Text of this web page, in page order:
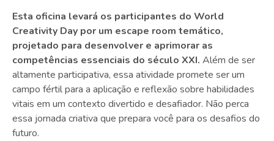
Esta oficina levará os participantes do World
Creativity Day por um escape room temático,
projetado para desenvolver e aprimorar as
competências essenciais do século XXI. Além de ser
altamente participativa, essa atividade promete ser um
campo fértil para a aplicação e reflexão sobre habilidades
vitais em um contexto divertido e desafiador. Não perca
essa jornada criativa que prepara você para os desafios do
futuro.